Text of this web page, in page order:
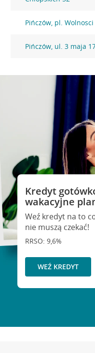
Pińczów, pl.
Pińczów, ul. 3 maja
Kredyt
wakacyjne
Weź kredyt na to
nie muszą czekać!
RRSO: 9,6%
WEŹ KREDYT